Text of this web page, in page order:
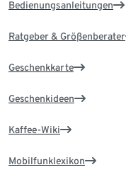
Bedienungsanleitungen
Ratgeber & Größenberater
Geschenkkarte
Geschenkideen
Kaffee-Wiki
Mobilfunklexikon